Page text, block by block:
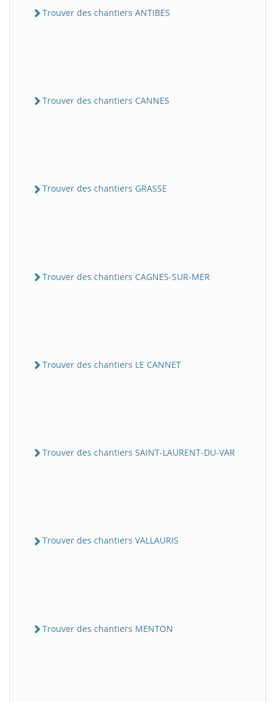
Trouver des chantiers ANTIBES
Trouver des chantiers CANNES
Trouver des chantiers GRASSE
Trouver des chantiers CAGNES-SUR-MER
Trouver des chantiers LE CANNET
Trouver des chantiers SAINT-LAURENT-DU-VAR
Trouver des chantiers VALLAURIS
Trouver des chantiers MENTON